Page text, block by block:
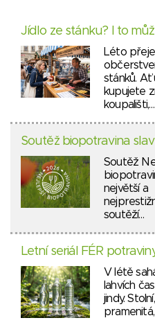
Jídlo ze stánku? I to
Léto přeje
stánků. Ať
kupujete
koupališti,…
Soutěž biopotravina
Soutěž
největší a
soutěží…
Letní seriál FÉR
V létě
lahvích
jindy.